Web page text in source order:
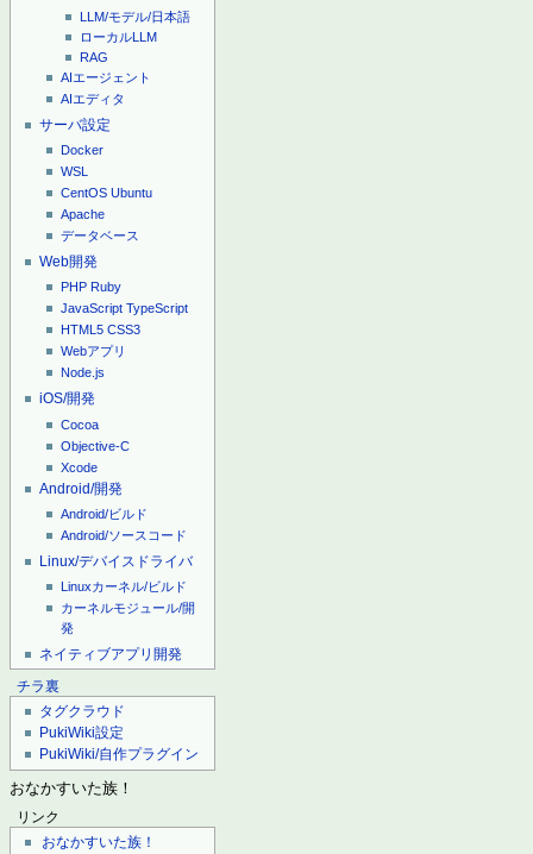
LLM/モデル/日本語
ローカルLLM
RAG
AIエージェント
AIエディタ
サーバ設定
Docker
WSL
CentOS Ubuntu
Apache
データベース
Web開発
PHP Ruby
JavaScript TypeScript
HTML5 CSS3
Webアプリ
Node.js
iOS/開発
Cocoa
Objective-C
Xcode
Android/開発
Android/ビルド
Android/ソースコード
Linux/デバイスドライバ
Linuxカーネル/ビルド
カーネルモジュール/開
発
ネイティブアプリ開発
チラ裏
タグクラウド
PukiWiki設定
PukiWiki/自作プラグイン
おなかすいた族！
リンク
おなかすいた族！